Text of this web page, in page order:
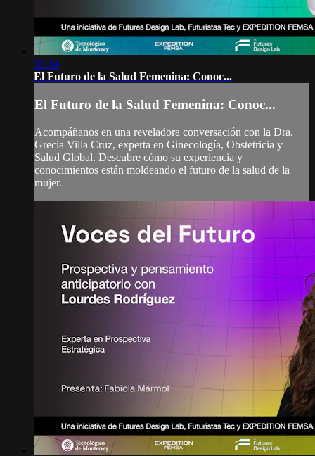
35:34
El Futuro de la Salud Femenina: Conoc...
El Futuro de la Salud Femenina: Conoc...
Acompáñanos en una reveladora conversación con la Dra.
Grecia Villa Cruz, experta en Ginecología, Obstetricia y
Salud Global. Descubre cómo su experiencia y
conocimientos están moldeando el futuro de la salud de la
mujer.